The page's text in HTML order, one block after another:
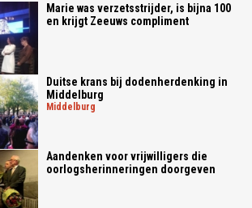
Marie was verzetsstrijder, is bijna 100
en krijgt Zeeuws compliment
Duitse krans bij dodenherdenking in
Middelburg
middelburg
Aandenken voor vrijwilligers die
oorlogsherinneringen doorgeven